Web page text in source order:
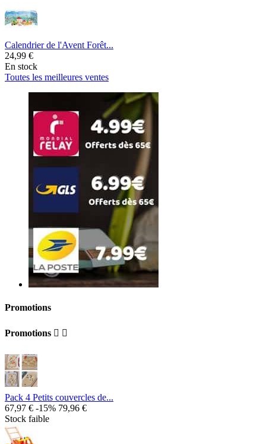
Calendrier de l'Avent Forêt...
24,99 €
En stock
Toutes les meilleures ventes
Promotions
Promotions  
Pack 4 Petits couvercles de...
67,97 € -15% 79,96 €
Stock faible